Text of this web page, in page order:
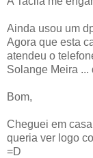
Ainda usou um
Agora que esta
atendeu o
Solange Meira ...
Bom,
Cheguei em
queria ver logo
=D